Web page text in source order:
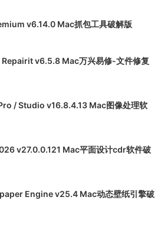
v6.14.0 Mac抓包工具破解版
v6.5.8 Mac万兴易修-文件修复
/ Studio v16.8.4.13 Mac图像处理软
v27.0.0.121 Mac平面设计cdr软件破
Engine v25.4 Mac动态壁纸引擎破